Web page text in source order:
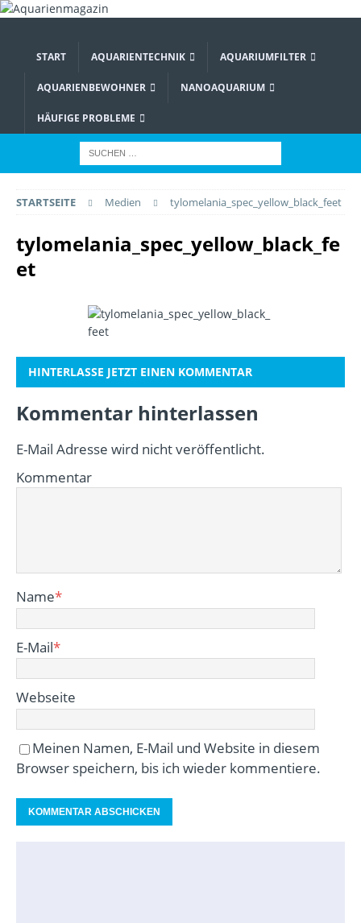
START AQUARIENTECHNIK AQUARIUMFILTER
AQUARIENBEWOHNER NANOAQUARIUM
HÄUFIGE PROBLEME
STARTSEITE Medien tylomelania_spec_yellow_black_feet
tylomelania_spec_yellow_black_fe
et
HINTERLASSE JETZT EINEN KOMMENTAR
Kommentar hinterlassen
E-Mail Adresse wird nicht veröffentlicht.
Kommentar
Name*
E-Mail*
Webseite
Meinen Namen, E-Mail und Website in diesem
Browser speichern, bis ich wieder kommentiere.